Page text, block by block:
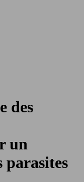
des
un
parasites